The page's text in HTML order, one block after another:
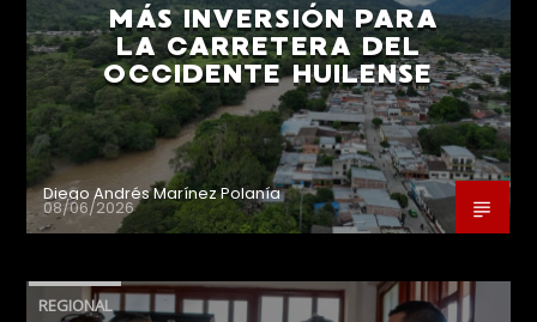
MÁS INVERSIÓN PARA
LA CARRETERA DEL
OCCIDENTE HUILENSE
Diego Andrés Marínez Polanía
08/06/2026
REGIONAL